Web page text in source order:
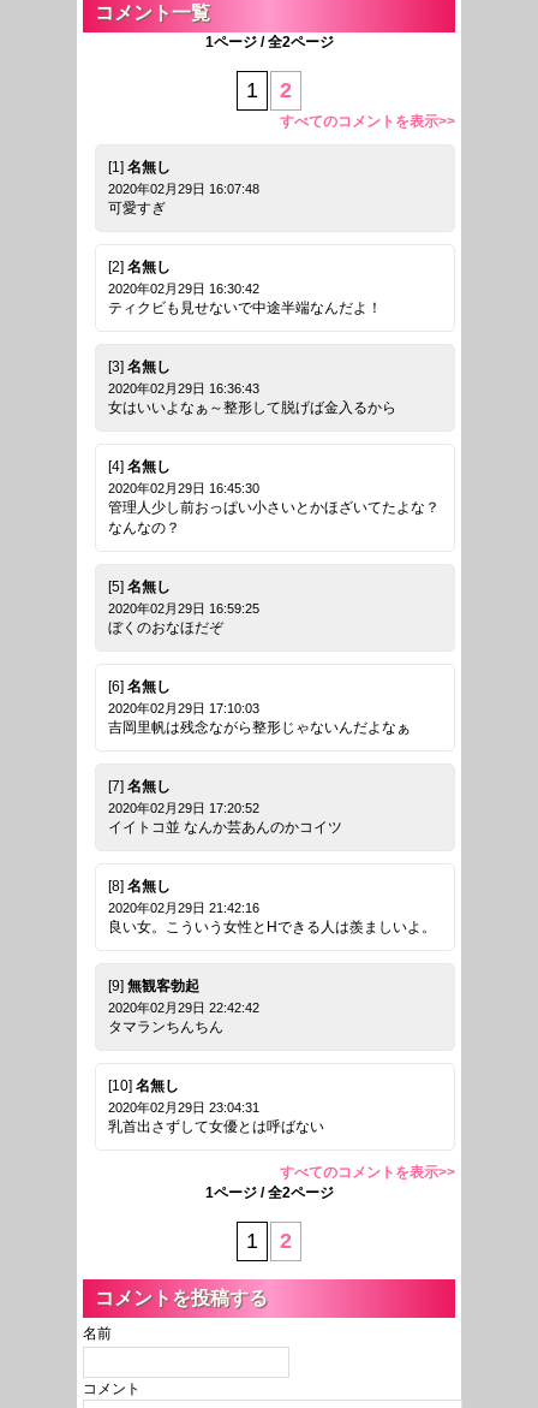
コメント一覧
1ページ / 全2ページ
1 2
すべてのコメントを表示>>
[1] 名無し
2020年02月29日 16:07:48
可愛すぎ
[2] 名無し
2020年02月29日 16:30:42
ティクビも見せないで中途半端なんだよ！
[3] 名無し
2020年02月29日 16:36:43
女はいいよなぁ～整形して脱げば金入るから
[4] 名無し
2020年02月29日 16:45:30
管理人少し前おっぱい小さいとかほざいてたよな？
なんなの？
[5] 名無し
2020年02月29日 16:59:25
ぼくのおなほだぞ
[6] 名無し
2020年02月29日 17:10:03
吉岡里帆は残念ながら整形じゃないんだよなぁ
[7] 名無し
2020年02月29日 17:20:52
イイトコ並 なんか芸あんのかコイツ
[8] 名無し
2020年02月29日 21:42:16
良い女。こういう女性とHできる人は羨ましいよ。
[9] 無観客勃起
2020年02月29日 22:42:42
タマランちんちん
[10] 名無し
2020年02月29日 23:04:31
乳首出さずして女優とは呼ばない
すべてのコメントを表示>>
1ページ / 全2ページ
1 2
コメントを投稿する
名前
コメント